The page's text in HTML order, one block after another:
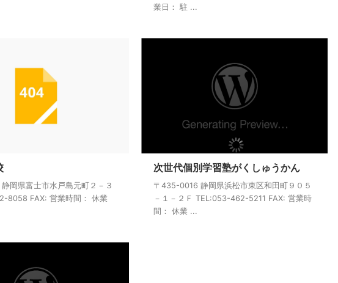
業日： 駐 ...
岡県富士市水戸島元町２－３
8058 FAX: 営業時間： 休業
次世代個別学習塾がくしゅうかん
〒435-0016 静岡県浜松市東区和田町９０５
－１－２Ｆ TEL:053-462-5211 FAX: 営業時
間： 休業 ...